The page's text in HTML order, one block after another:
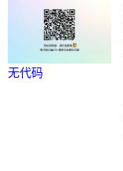
无代码